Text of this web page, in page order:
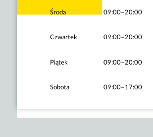
Środa 09:00–20:00
Czwartek 09:00–20:00
Piątek 09:00–20:00
Sobota 09:00–17:00